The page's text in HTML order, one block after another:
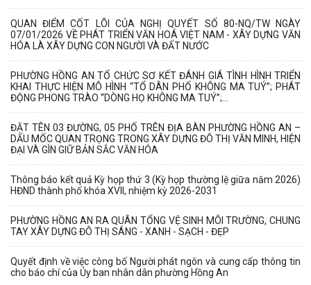
QUAN ĐIỂM CỐT LÕI CỦA NGHỊ QUYẾT SỐ 80-NQ/TW NGÀY
07/01/2026 VỀ PHÁT TRIỂN VĂN HOÁ VIỆT NAM - XÂY DỰNG VĂN
HÓA LÀ XÂY DỰNG CON NGƯỜI VÀ ĐẤT NƯỚC
PHƯỜNG HỒNG AN TỔ CHỨC SƠ KẾT ĐÁNH GIÁ TÌNH HÌNH TRIỂN
KHAI THỰC HIỆN MÔ HÌNH “TỔ DÂN PHỐ KHÔNG MA TUÝ”; PHÁT
ĐỘNG PHONG TRÀO “DÒNG HỌ KHÔNG MA TUÝ”;...
ĐẶT TÊN 03 ĐƯỜNG, 05 PHỐ TRÊN ĐỊA BÀN PHƯỜNG HỒNG AN –
DẤU MỐC QUAN TRỌNG TRONG XÂY DỰNG ĐÔ THỊ VĂN MINH, HIỆN
ĐẠI VÀ GÌN GIỮ BẢN SẮC VĂN HÓA
Thông báo kết quả Kỳ họp thứ 3 (Kỳ họp thường lệ giữa năm 2026)
HĐND thành phố khóa XVII, nhiệm kỳ 2026-2031
PHƯỜNG HỒNG AN RA QUÂN TỔNG VỆ SINH MÔI TRƯỜNG, CHUNG
TAY XÂY DỰNG ĐÔ THỊ SÁNG - XANH - SẠCH - ĐẸP
Quyết định về việc công bố Người phát ngôn và cung cấp thông tin
cho báo chí của Ủy ban nhân dân phường Hồng An